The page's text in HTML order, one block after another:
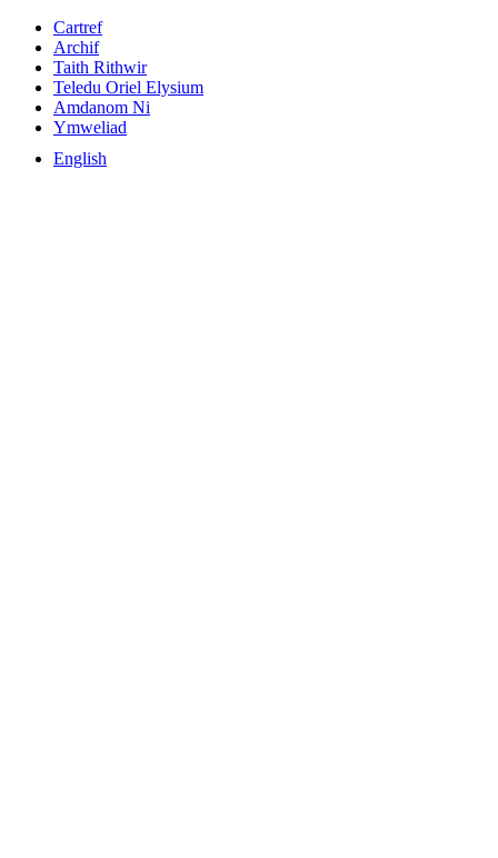
Cartref
Archif
Taith Rithwir
Teledu Oriel Elysium
Amdanom Ni
Ymweliad
English